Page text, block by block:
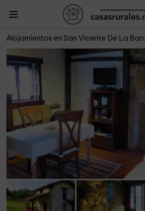
Alojamientos en San Vicente De La
Casa La Coja - El Molino de Bonaco